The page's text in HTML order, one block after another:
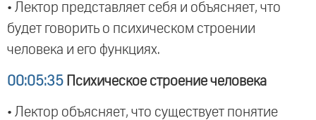
• Лектор представляет себя и объясняет, что
будет говорить о психическом строении
человека и его функциях.
00:05:35 Психическое строение человека
• Лектор объясняет, что существует понятие